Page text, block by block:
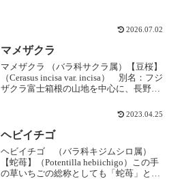
2026.07.02
マメザクラ
マメザクラ （バラ科サクラ属）【豆桜】
（Cerasus incisa var. incisa） 別名：フジ
ザクラ富士箱根の山地を中心に、長野、
ッサマグナ要素」の分布域をもつ桜で
2023.04.25
ヘビイチゴ
ヘビイチゴ （バラ科キジムシロ属）
【蛇苺】（Potentilla hebiichigo）この手
の草いちごの総称としても「蛇苺」と呼